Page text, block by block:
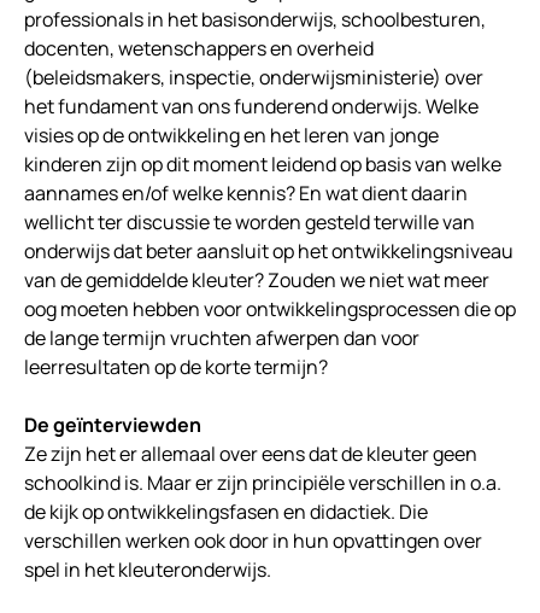
professionals in het basisonderwijs, schoolbesturen,
docenten, wetenschappers en overheid
(beleidsmakers, inspectie, onderwijsministerie) over
het fundament van ons funderend onderwijs. Welke
visies op de ontwikkeling en het leren van jonge
kinderen zijn op dit moment leidend op basis van welke
aannames en/of welke kennis? En wat dient daarin
wellicht ter discussie te worden gesteld terwille van
onderwijs dat beter aansluit op het ontwikkelingsniveau
van de gemiddelde kleuter? Zouden we niet wat meer
oog moeten hebben voor ontwikkelingsprocessen die op
de lange termijn vruchten afwerpen dan voor
leerresultaten op de korte termijn?
De geïnterviewden
Ze zijn het er allemaal over eens dat de kleuter geen
schoolkind is. Maar er zijn principiële verschillen in o.a.
de kijk op ontwikkelingsfasen en didactiek. Die
verschillen werken ook door in hun opvattingen over
spel in het kleuteronderwijs.